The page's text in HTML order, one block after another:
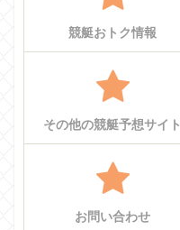
競艇おトク情報
その他の競艇予想サイト
お問い合わせ